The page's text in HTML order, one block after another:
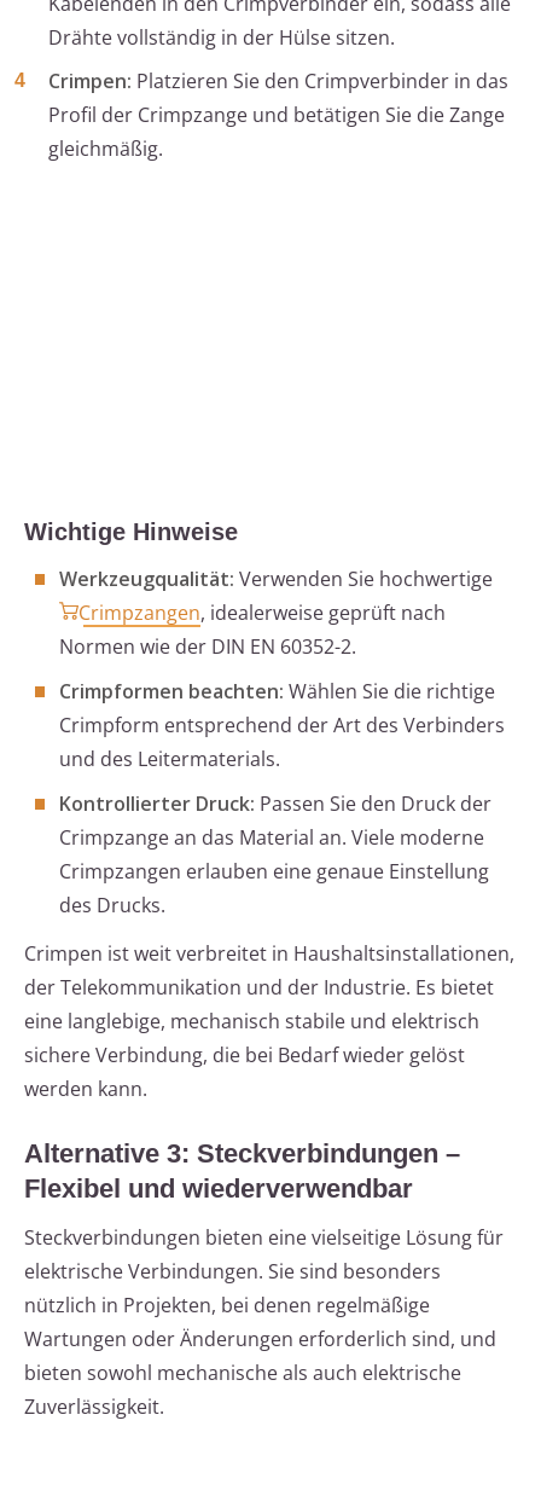
Drähte vollständig in der Hülse sitzen.
Crimpen: Platzieren Sie den Crimpverbinder in das
Profil der Crimpzange und betätigen Sie die Zange
gleichmäßig.
Wichtige Hinweise
Werkzeugqualität: Verwenden Sie hochwertige
Crimpzangen, idealerweise geprüft nach
Normen wie der DIN EN 60352-2.
Crimpformen beachten: Wählen Sie die richtige
Crimpform entsprechend der Art des Verbinders
und des Leitermaterials.
Kontrollierter Druck: Passen Sie den Druck der
Crimpzange an das Material an. Viele moderne
Crimpzangen erlauben eine genaue Einstellung
des Drucks.
Crimpen ist weit verbreitet in Haushaltsinstallationen,
der Telekommunikation und der Industrie. Es bietet
eine langlebige, mechanisch stabile und elektrisch
sichere Verbindung, die bei Bedarf wieder gelöst
werden kann.
Alternative 3: Steckverbindungen –
Flexibel und wiederverwendbar
Steckverbindungen bieten eine vielseitige Lösung für
elektrische Verbindungen. Sie sind besonders
nützlich in Projekten, bei denen regelmäßige
Wartungen oder Änderungen erforderlich sind, und
bieten sowohl mechanische als auch elektrische
Zuverlässigkeit.